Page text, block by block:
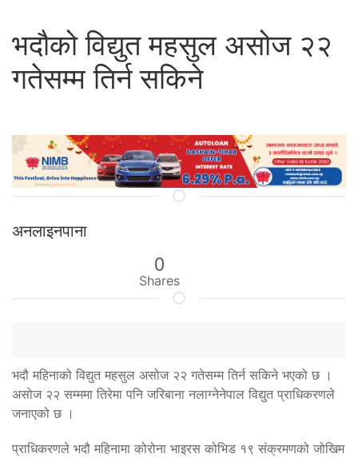
भदौको विद्युत महसुल असोज २२
गतेसम्म तिर्न सकिने
अनलाइनपाना
0
Shares
भदौ महिनाको विद्युत महसुल असोज २२ गतेसम्म तिर्न सकिने भएको छ ।
असोज २२ सम्ममा तिरेमा पनि जरिबाना नलाग्नेनेपाल विद्युत प्राधिकरणले
जनाएको छ ।
प्राधिकरणले भदौ महिनामा कोरोना भाइरस कोभिड १९ संक्रमणको जोखिम